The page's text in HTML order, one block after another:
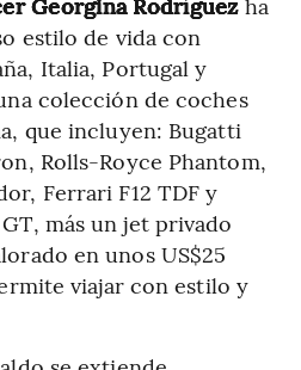
estilo de vida con
Italia, Portugal y
colección de coches
que incluyen: Bugatti
Rolls-Royce Phantom,
Ferrari F12 TDF y
más un jet privado
en unos US$25
viajar con estilo y